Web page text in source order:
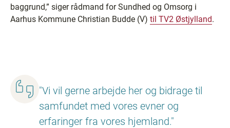
baggrund,” siger rådmand for Sundhed og Omsorg i
Aarhus Kommune Christian Budde (V) til TV2 Østjylland.
"Vi vil gerne arbejde her og bidrage til
samfundet med vores evner og
erfaringer fra vores hjemland."